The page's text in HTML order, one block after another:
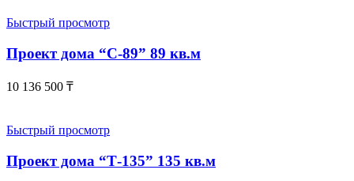
Быстрый просмотр
Проект дома “С-89” 89 кв.м
10 136 500 ₸
Быстрый просмотр
Проект дома “Т-135” 135 кв.м